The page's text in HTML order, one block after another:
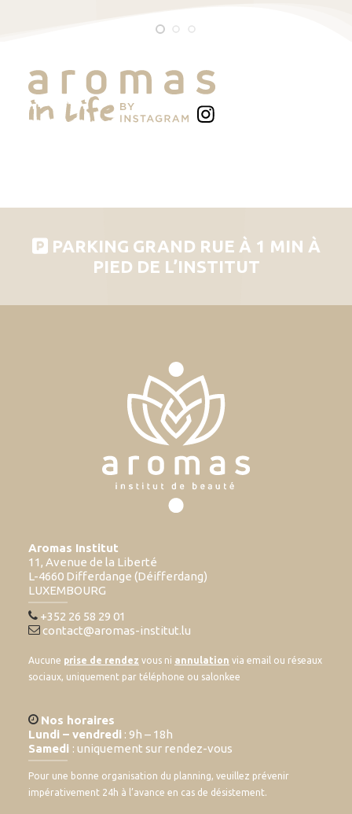
PARKING GRAND RUE À 1 MIN À
PIED DE L’INSTITUT
Aromas Institut
11, Avenue de la Liberté
L-4660 Differdange (Déifferdang)
LUXEMBOURG
+352 26 58 29 01
contact@aromas-institut.lu
Aucune prise de rendez vous ni annulation via email ou réseaux
sociaux, uniquement par téléphone ou salonkee
Nos horaires
Lundi – vendredi : 9h – 18h
Samedi : uniquement sur rendez-vous
Pour une bonne organisation du planning, veuillez prévenir
impérativement 24h à l’avance en cas de désistement.